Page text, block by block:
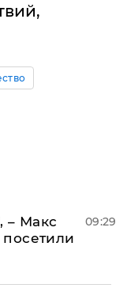
– Макс
09:29